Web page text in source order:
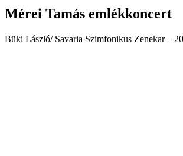
Mérei Tamás emlékkoncert
Büki László/ Savaria Szimfonikus Zenekar –